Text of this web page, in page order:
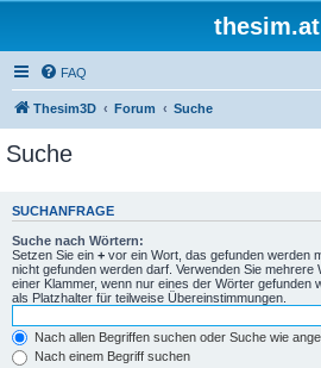
thesim.at
FAQ
Thesim3D Forum Suche
Suche
SUCHANFRAGE
Suche nach Wörtern:
Setzen Sie ein + vor ein Wort, das gefunden werden
nicht gefunden werden darf. Verwenden Sie mehrere
einer Klammer, wenn nur eines der Wörter gefunden
als Platzhalter für teilweise Übereinstimmungen.
Nach allen Begriffen suchen oder Suche wie
Nach einem Begriff suchen